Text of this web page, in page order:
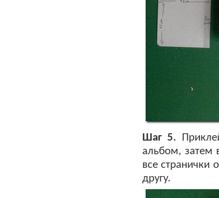
Шаг 5.
альбом, затем
все странички
другу.